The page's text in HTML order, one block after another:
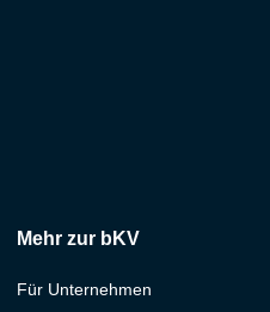
Mehr zur bKV
Für Unternehmen